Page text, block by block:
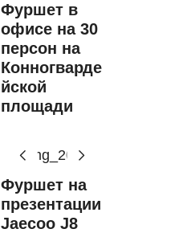
Фуршет в
офисе на 30
персон на
Конногварде
йской
площади
Фуршет на
презентации
Jaecoo J8